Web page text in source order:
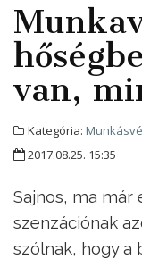
van,
Kategória:
2017.08.25. 15:35
Sajnos, ma már
szenzációnak
szólnak, hogy a